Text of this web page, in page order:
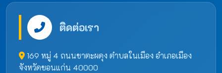
ติดต่อเรา
169 หมู่ 4 ถนนชาตะผดุง ตำบลในเมือง อำเภอเมือง
จังหวัดขอนแก่น 40000